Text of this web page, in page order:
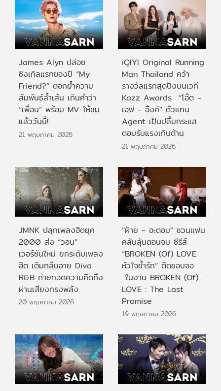
James Alyn ปล่อย
ซิงเกิลแรกของปี “My
Friend?” ตอกย้ำความ
สัมพันธ์ล้ำเส้น เกินคำว่า
“เพื่อน” พร้อม MV ให้ชม
แล้ววันนี้!
21 พฤษภาคม 2026
iQIYI Original Running
Man Thailand คว้า
รางวัลแรกสุดปังบนเวที
Kazz Awards “โอ๊ต -
เจฟ - อิ้งค์” ตัวแทน
Agent เป็นปลื้มกระแส
ตอบรับแรงเกินต้าน
21 พฤษภาคม 2026
JMNK ปลุกเพลงฮิตยุค
2000 ส่ง “วอน”
เวอร์ชันใหม่ ยกระดับเพลง
ฮิต เติมกลิ่นอาย Diva
R&B ถ่ายทอดความคิดถึง
ผ่านเสียงทรงพลัง
20 พฤษภาคม 2026
“ฝ้าย - อะตอม” ชวนแฟน
คลับลุ้นตอนจบ ซีรีส์
“BROKEN (Of) LOVE
หัวใจช้ำรัก” ติดขอบจอ
ในงาน BROKEN (Of)
LOVE : The Last
Promise
19 พฤษภาคม 2026